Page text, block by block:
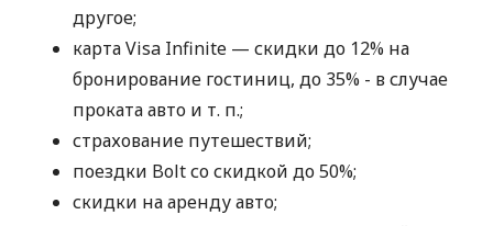
другое;
карта Visa Infinite — скидки до 12% на
бронирование гостиниц, до 35% - в случае
проката авто и т. п.;
страхование путешествий;
поездки Bolt со скидкой до 50%;
скидки на аренду авто;